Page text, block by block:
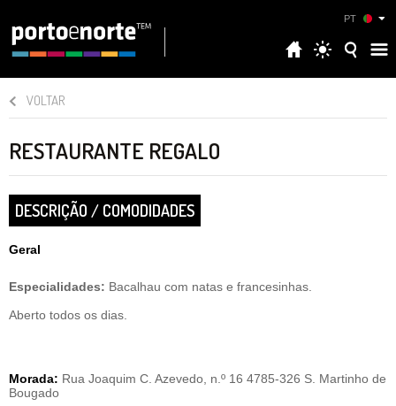
PT
VOLTAR
RESTAURANTE REGALO
DESCRIÇÃO / COMODIDADES
Geral
Especialidades: Bacalhau com natas e francesinhas.
Aberto todos os dias.
Morada: Rua Joaquim C. Azevedo, n.º 16 4785-326 S. Martinho de
Bougado